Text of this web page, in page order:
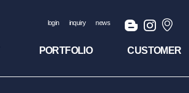
login inquiry news
PORTFOLIO CUSTOMER